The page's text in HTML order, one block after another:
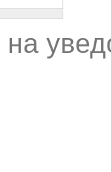
на